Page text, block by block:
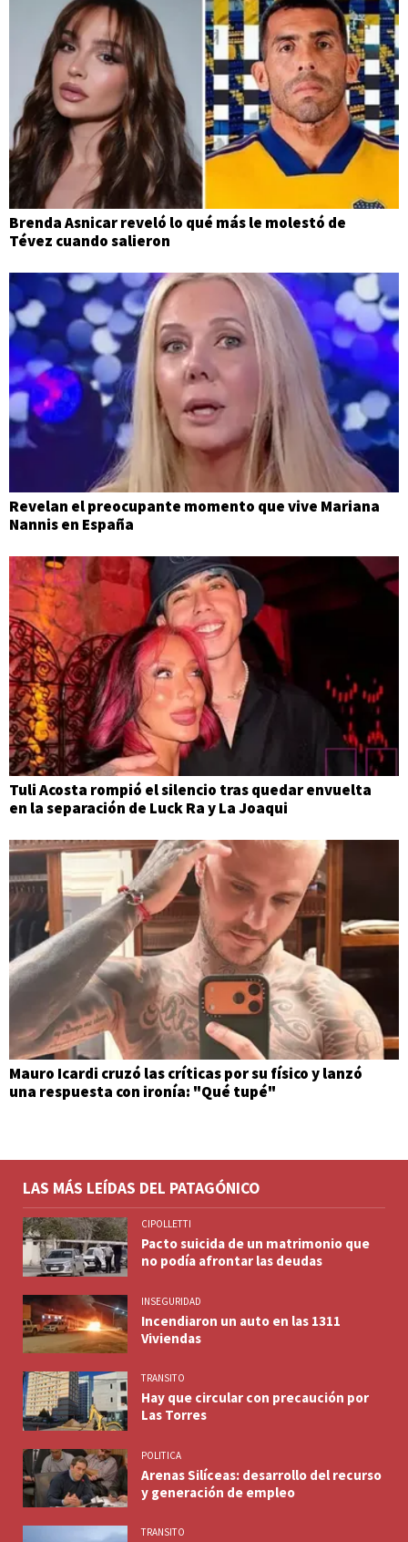
Brenda Asnicar reveló lo qué más le molestó de
Tévez cuando salieron
Revelan el preocupante momento que vive Mariana
Nannis en España
Tuli Acosta rompió el silencio tras quedar envuelta
en la separación de Luck Ra y La Joaqui
Mauro Icardi cruzó las críticas por su físico y lanzó
una respuesta con ironía: "Qué tupé"
LAS MÁS LEÍDAS DEL PATAGÓNICO
CIPOLLETTI
Pacto suicida de un matrimonio que
no podía afrontar las deudas
INSEGURIDAD
Incendiaron un auto en las 1311
Viviendas
TRANSITO
Hay que circular con precaución por
Las Torres
POLITICA
Arenas Silíceas: desarrollo del recurso
y generación de empleo
TRANSITO